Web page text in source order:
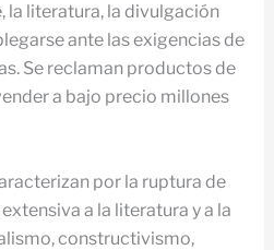
la literatura, la divulgación
ante las exigencias de
Se reclaman productos de
a bajo precio millones
por la ruptura de
a la literatura y a la
constructivismo,